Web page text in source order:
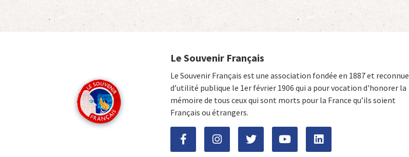
Le Souvenir Français
Le Souvenir Français est une association fondée en 1887 et reconnue
d’utilité publique le 1er février 1906 qui a pour vocation d'honorer la
mémoire de tous ceux qui sont morts pour la France qu’ils soient
Français ou étrangers.